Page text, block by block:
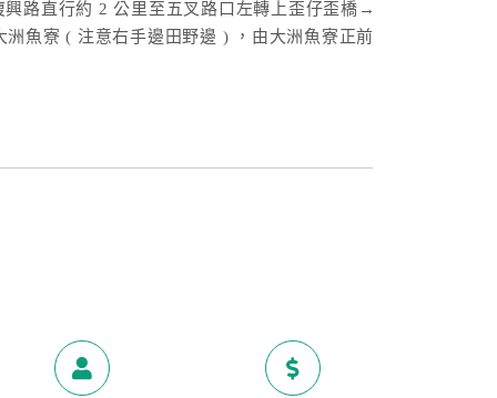
路直行約 2 公里至五叉路口左轉上歪仔歪橋→
魚寮 ( 注意右手邊田野邊 ) ，由大洲魚寮正前